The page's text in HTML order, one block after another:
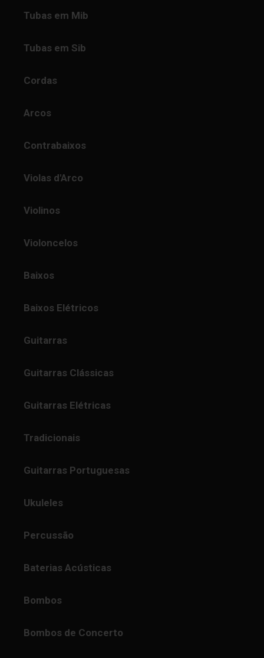
Tubas em Mib
Tubas em Sib
Cordas
Arcos
Contrabaixos
Violas d'Arco
Violinos
Violoncelos
Baixos
Baixos Elétricos
Guitarras
Guitarras Clássicas
Guitarras Elétricas
Tradicionais
Guitarras Portuguesas
Ukuleles
Percussão
Baterias Acústicas
Bombos
Bombos de Concerto